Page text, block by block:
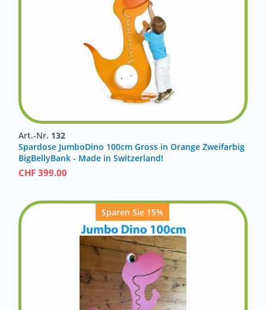
Art.-Nr. 132
Spardose JumboDino 100cm Gross in Orange Zweifarbig
BigBellyBank - Made in Switzerland!
CHF 399.00
Sparen Sie 15%